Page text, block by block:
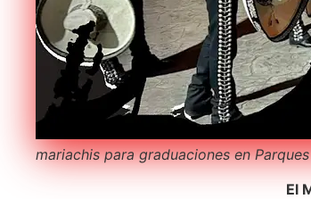
mariachis para graduaciones en
El